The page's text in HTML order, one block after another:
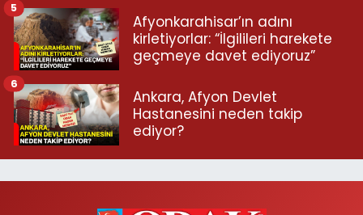
Afyonkarahisar’ın adını
kirletiyorlar: “İlgilileri harekete
geçmeye davet ediyoruz”
5
Ankara, Afyon Devlet
Hastanesini neden takip
ediyor?
6